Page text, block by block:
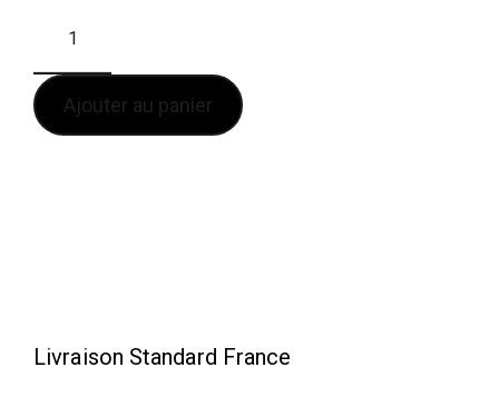
Ajouter au panier
Livraison Standard France